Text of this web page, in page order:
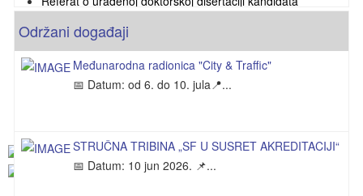
Sretena Jevremovića, master inženjera saobraćaja
Izveštaj komisije o prijavljenim kandidatima za izbor u
zvanje vanrednog profesora za užu naučnu oblast
Održani događaji
Međunarodna radionica "City & Traffic"
📅 Datum: od 6. do 10. jula📍...
STRUČNA TRIBINA „SF U SUSRET AKREDITACIJI“
📅 Datum: 10 jun 2026. 📌...